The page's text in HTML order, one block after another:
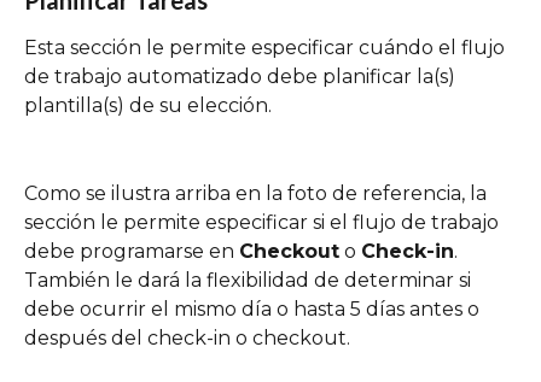
Esta sección le permite especificar cuándo el flujo
de trabajo automatizado debe planificar la(s)
plantilla(s) de su elección.
Como se ilustra arriba en la foto de referencia, la
sección le permite especificar si el flujo de trabajo
debe programarse en Checkout o Check-in.
También le dará la flexibilidad de determinar si
debe ocurrir el mismo día o hasta 5 días antes o
después del check-in o checkout.